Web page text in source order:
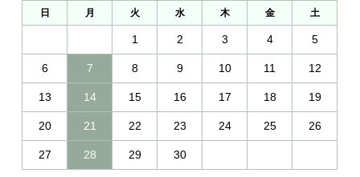
日 月 火 水 木 金 土
1 2 3 4 5
6 7 8 9 10 11 12
13 14 15 16 17 18 19
20 21 22 23 24 25 26
27 28 29 30